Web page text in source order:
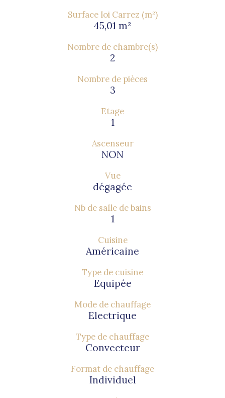
Surface loi Carrez (m²)
45,01 m²
Nombre de chambre(s)
2
Nombre de pièces
3
Etage
1
Ascenseur
NON
Vue
dégagée
Nb de salle de bains
1
Cuisine
Américaine
Type de cuisine
Equipée
Mode de chauffage
Electrique
Type de chauffage
Convecteur
Format de chauffage
Individuel